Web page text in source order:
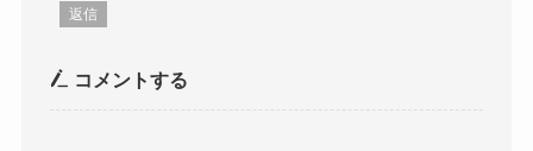
返信
コメントする